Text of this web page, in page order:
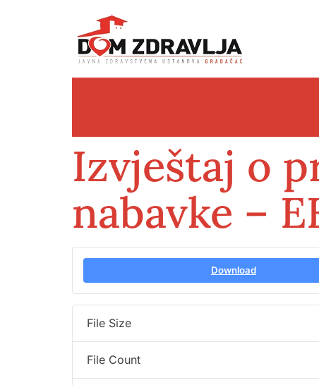
Izvještaj o
nabavke –
Download
File Size
File Count